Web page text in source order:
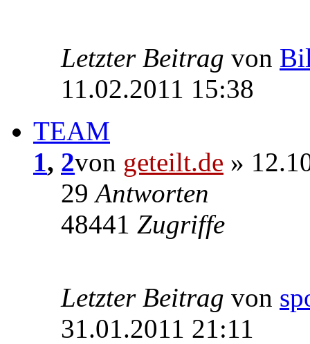
Letzter Beitrag von
11.02.2011 15:38
TEAM
1, 2von geteilt.de »
29Antworten
48441 Zugriffe
Letzter Beitrag von
31.01.2011 21:11